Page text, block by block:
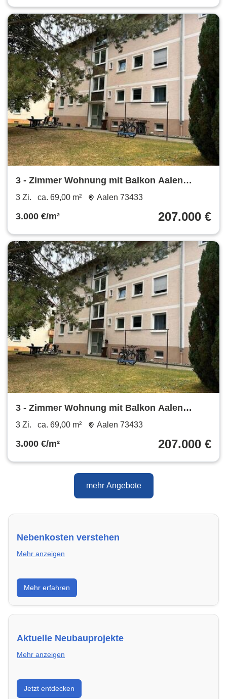
3 - Zimmer Wohnung mit Balkon Aalen
*provisionsfrei
3 Zi. ca. 69,00 m² Aalen 73433
3.000 €/m² 207.000 €
3 - Zimmer Wohnung mit Balkon Aalen
*provisionsfrei
3 Zi. ca. 69,00 m² Aalen 73433
3.000 €/m² 207.000 €
mehr Angebote
Nebenkosten verstehen
Mehr anzeigen
Erfahre, welche Nebenkosten rechtmäßig sind und
wie du deine monatliche Belastung optimieren
kannst.
Mehr erfahren
Aktuelle Neubauprojekte
Mehr anzeigen
Entdecke Neubauprojekte in Aalen – modern,
energieeffizient und sofort bezugsfertig.
Jetzt entdecken